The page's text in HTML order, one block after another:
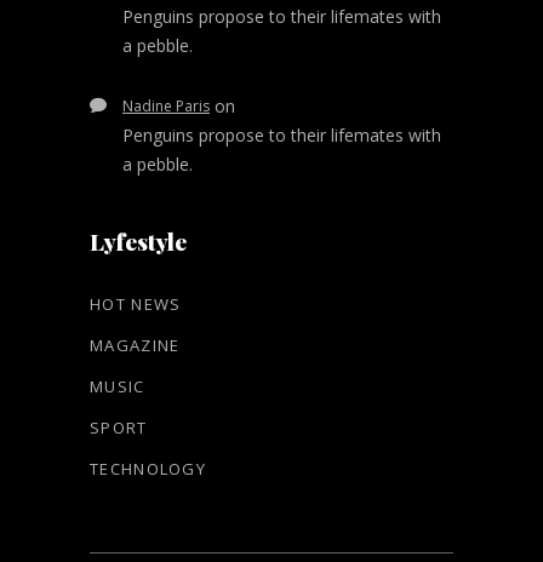
Penguins propose to their lifemates with
a pebble.
Nadine Paris on
Penguins propose to their lifemates with
a pebble.
Lyfestyle
HOT NEWS
MAGAZINE
MUSIC
SPORT
TECHNOLOGY